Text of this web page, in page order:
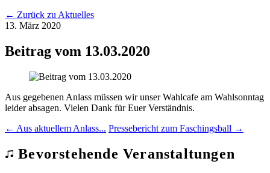
← Zurück zu Aktuelles
13. März 2020
Beitrag vom 13.03.2020
Aus gegebenen Anlass müssen wir unser Wahlcafe am Wahlsonntag
leider absagen. Vielen Dank für Euer Verständnis.
← Aus aktuellem Anlass... Pressebericht zum Faschingsball →
Bevorstehende Veranstaltungen